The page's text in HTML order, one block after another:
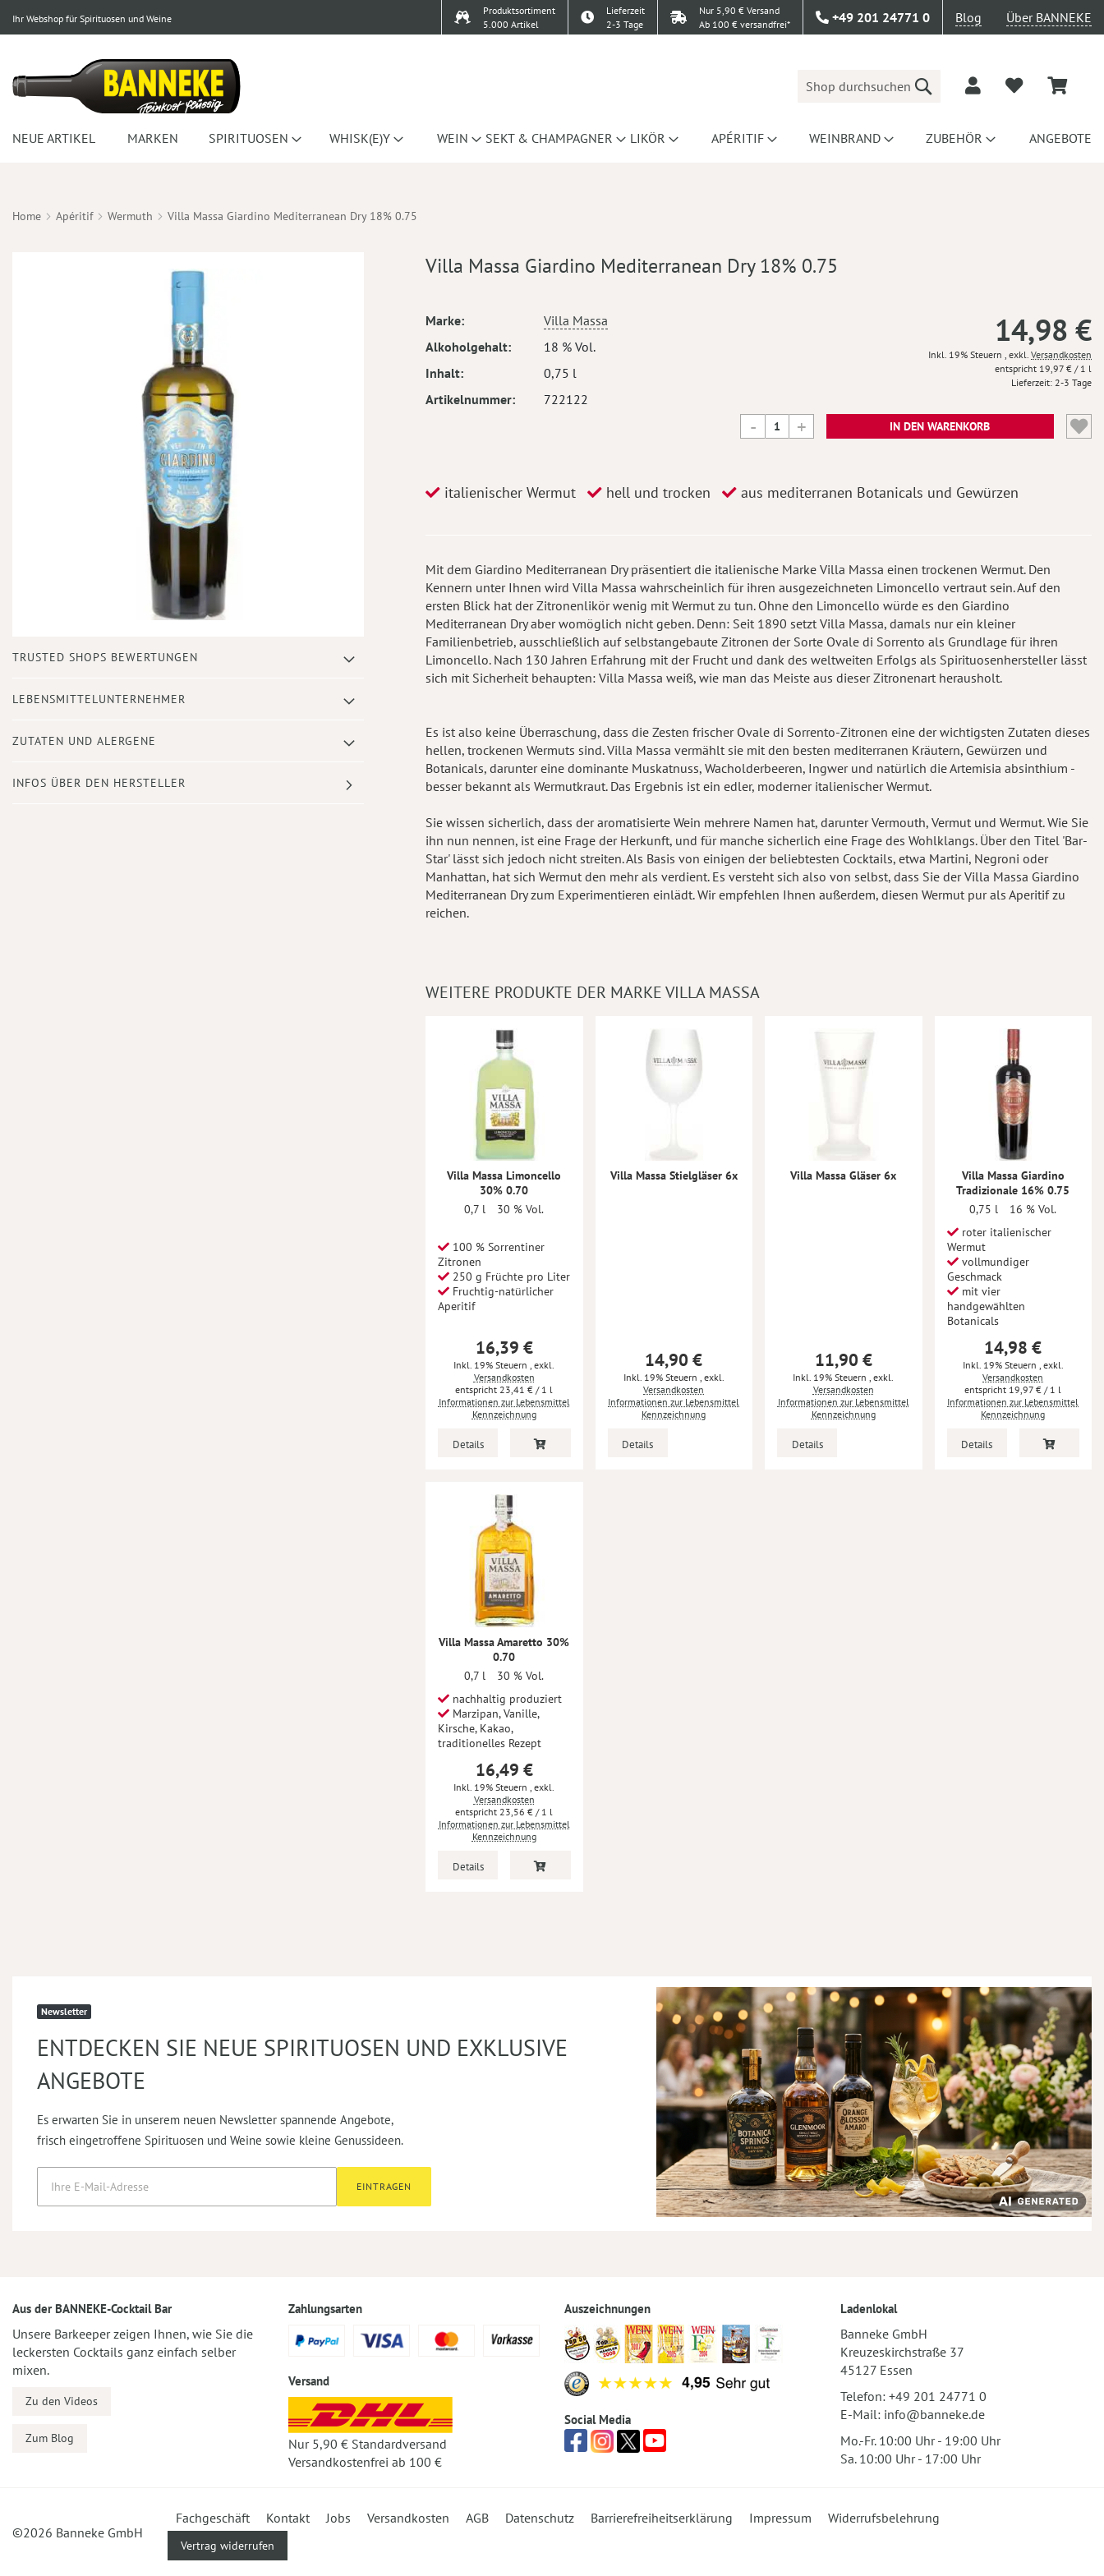
Ihr Webshop für Spirituosen und Weine
Produktsortiment
5.000 Artikel
Lieferzeit
2-3 Tage
Nur 5,90 € Versand
Ab 100 € versandfrei*
+49 201 24771 0 Blog Über BANNEKE
Suche
NEUE ARTIKEL MARKEN SPIRITUOSEN WHISK(E)Y WEIN SEKT & CHAMPAGNER LIKÖR APÉRITIF WEINBRAND ZUBEHÖR ANGEBOTE
Home Apéritif Wermuth Villa Massa Giardino Mediterranean Dry 18% 0.75
Anfang
Bildergalerie
TRUSTED SHOPS BEWERTUNGEN
LEBENSMITTELUNTERNEHMER
ZUTATEN UND ALERGENE
INFOS ÜBER DEN HERSTELLER
Villa Massa Giardino Mediterranean Dry 18% 0.75
Mehr
Marke
Villa Massa
Alkoholgehalt
18 % Vol.
Inhalt
0,75 l
Artikelnummer
722122
14,98 €
Inkl. 19% Steuern , exkl. Versandkosten
19,97 € / 1 l
Lieferzeit 2-3 Tage
IN DEN WARENKORB
italienischer Wermut hell und trocken aus mediterranen Botanicals und Gewürzen
Mit dem Giardino Mediterranean Dry präsentiert die italienische Marke Villa Massa einen trockenen Wermut. Den
Kennern unter Ihnen wird Villa Massa wahrscheinlich für ihren ausgezeichneten Limoncello vertraut sein. Auf den
ersten Blick hat der Zitronenlikör wenig mit Wermut zu tun. Ohne den Limoncello würde es den Giardino
Mediterranean Dry aber womöglich nicht geben. Denn: Seit 1890 setzt Villa Massa, damals nur ein kleiner
Familienbetrieb, ausschließlich auf selbstangebaute Zitronen der Sorte Ovale di Sorrento als Grundlage für ihren
Limoncello. Nach 130 Jahren Erfahrung mit der Frucht und dank des weltweiten Erfolgs als Spirituosenhersteller lässt
sich mit Sicherheit behaupten: Villa Massa weiß, wie man das Meiste aus dieser Zitronenart herausholt.
Es ist also keine Überraschung, dass die Zesten frischer Ovale di Sorrento-Zitronen eine der wichtigsten Zutaten dieses
hellen, trockenen Wermuts sind. Villa Massa vermählt sie mit den besten mediterranen Kräutern, Gewürzen und
Botanicals, darunter eine dominante Muskatnuss, Wacholderbeeren, Ingwer und natürlich die Artemisia absinthium -
besser bekannt als Wermutkraut. Das Ergebnis ist ein edler, moderner italienischer Wermut.
Sie wissen sicherlich, dass der aromatisierte Wein mehrere Namen hat, darunter Vermouth, Vermut und Wermut. Wie Sie
ihn nun nennen, ist eine Frage der Herkunft, und für manche sicherlich eine Frage des Wohlklangs. Über den Titel 'Bar-
Star' lässt sich jedoch nicht streiten. Als Basis von einigen der beliebtesten Cocktails, etwa Martini, Negroni oder
Manhattan, hat sich Wermut den mehr als verdient. Es versteht sich also von selbst, dass Sie der Villa Massa Giardino
Mediterranean Dry zum Experimentieren einlädt. Wir empfehlen Ihnen außerdem, diesen Wermut pur als Aperitif zu
reichen.
WEITERE PRODUKTE DER MARKE VILLA MASSA
Villa Massa Limoncello
30% 0.70
0,7 l
30 % Vol.
100 % Sorrentiner
Zitronen
250 g Früchte pro Liter
Fruchtig-natürlicher
Aperitif
16,39 €
Inkl. 19% Steuern, exkl.
Versandkosten
23,41 € / 1 l
Informationen zur Lebensmittel
Kennzeichnung
Details
Villa Massa Stielgläser 6x
14,90 €
Inkl. 19% Steuern , exkl.
Versandkosten
Informationen zur Lebensmittel
Kennzeichnung
Details
Villa Massa Gläser 6x
11,90 €
Inkl. 19% Steuern, exkl.
Versandkosten
Informationen zur Lebensmittel
Kennzeichnung
Details
Villa Massa Giardino
Tradizionale 16% 0.75
0,75 l
16 % Vol.
roter italienischer
Wermut
vollmundiger
Geschmack
mit vier
handgewählten
Botanicals
14,98 €
Inkl. 19% Steuern , exkl.
Versandkosten
19,97 € / 1 l
Informationen zur Lebensmittel
Kennzeichnung
Details
Villa Massa Amaretto 30%
0.70
0,7 l
30 % Vol.
nachhaltig produziert
Marzipan, Vanille,
Kirsche, Kakao,
traditionelles Rezept
16,49 €
Inkl. 19% Steuern
exkl.
Versandkosten
23,56 € / 1 l
Informationen zur Lebensmittel
Kennzeichnung
Details
Newsletter
ENTDECKEN SIE NEUE SPIRITUOSEN UND EXKLUSIVE
ANGEBOTE
Es erwarten Sie in unserem neuen Newsletter spannende Angebote,
frisch eingetroffene Spirituosen und Weine sowie kleine Genussideen.
EINTRAGEN
Aus der BANNEKE-Cocktail Bar
Unsere Barkeeper zeigen Ihnen, wie Sie die
leckersten Cocktails ganz einfach selber
mixen.
Zu den Videos
Zum Blog
Zahlungsarten
Versand
Nur 5,90 € Standardversand
Versandkostenfrei ab 100 €
Auszeichnungen
Social Media
Ladenlokal
Banneke GmbH
Kreuzeskirchstraße 37
45127 Essen
Telefon: +49 201 24771 0
E-Mail: info@banneke.de
Mo.-Fr. 10:00 Uhr - 19:00 Uhr
Sa. 10:00 Uhr - 17:00 Uhr
©2026 Banneke GmbH
Fachgeschäft Kontakt Jobs Versandkosten AGB Datenschutz Barrierefreiheitserklärung Impressum Widerrufsbelehrung
Vertrag widerrufen